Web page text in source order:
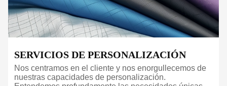
SERVICIOS DE PERSONALIZACIÓN
Nos centramos en el cliente y nos enorgullecemos de
nuestras capacidades de personalización.